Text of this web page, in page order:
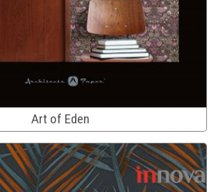
Art of Eden